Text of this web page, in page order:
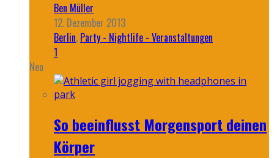
Ben Müller
12. Dezember 2013
Berlin, Party - Nightlife - Veranstaltungen
1
Neu
So beeinflusst Morgensport deinen
Körper